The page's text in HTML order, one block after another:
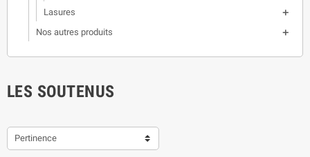
Lasures

Nos autres produits 
LES SOUTENUS
Pertinence